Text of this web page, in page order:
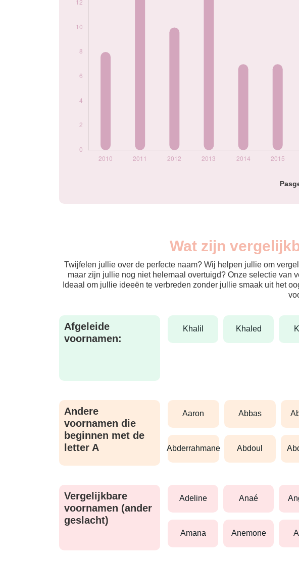
Popularité du
année
2023
Wat zijn
Twijfelen jullie over de perfecte naam? Wij helpen jullie om
maar zijn jullie nog niet helemaal overtuigd? Onze selectie van
Ideaal om jullie ideeën te verbreden zonder jullie smaak uit het
Afgeleide
voornamen:
khalil khaled
Andere
voornamen die
beginnen met de
letter A
aaron abbas
abderrahmane abdoul
Vergelijkbare
voornamen (ander
geslacht)
adeline anaé
amana anemone